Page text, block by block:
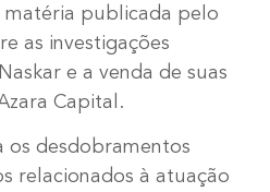
publicada pelo
as investigações
e a venda de suas
Capital.
desdobramentos
relacionados à atuação